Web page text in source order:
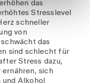
das
Stresslevel
schneller
von
das
sind schlecht für
Stress dazu,
ernähren, sich
Alkohol